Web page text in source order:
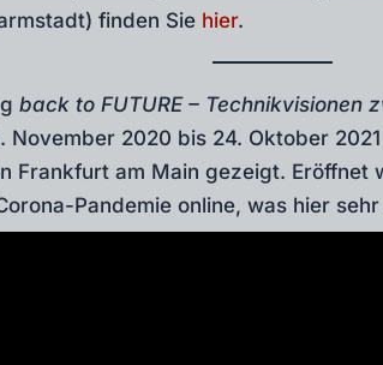
finden Sie hier.
back to FUTURE – Technikvisionen
November 2020 bis 24. Oktober
Frankfurt am Main gezeigt. Eröffnet
Pandemie online, was hier